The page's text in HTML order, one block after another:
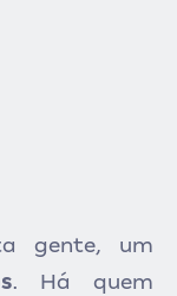
gente, um
. Há quem